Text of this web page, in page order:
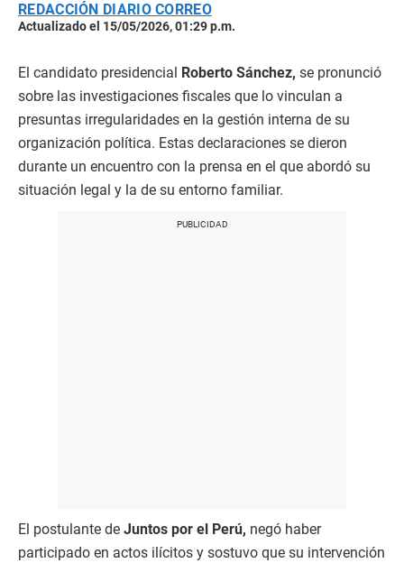
REDACCIÓN DIARIO CORREO
Actualizado el 15/05/2026, 01:29 p.m.
El candidato presidencial Roberto Sánchez, se pronunció
sobre las investigaciones fiscales que lo vinculan a
presuntas irregularidades en la gestión interna de su
organización política. Estas declaraciones se dieron
durante un encuentro con la prensa en el que abordó su
situación legal y la de su entorno familiar.
El postulante de Juntos por el Perú, negó haber
participado en actos ilícitos y sostuvo que su intervención